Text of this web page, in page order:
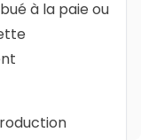
à la paie ou